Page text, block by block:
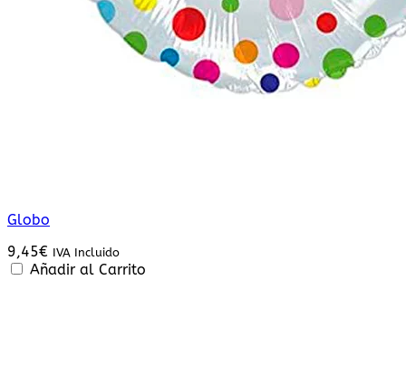
Globo
9,45€ IVA Incluido
Añadir al Carrito